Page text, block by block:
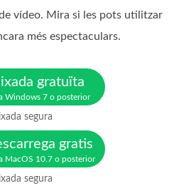
vídeo. Mira si les pots utilitzar
més espectaculars.
gratuïta
Windows 7 o posterior
segura
gratis
MacOS 10.7 o posterior
segura